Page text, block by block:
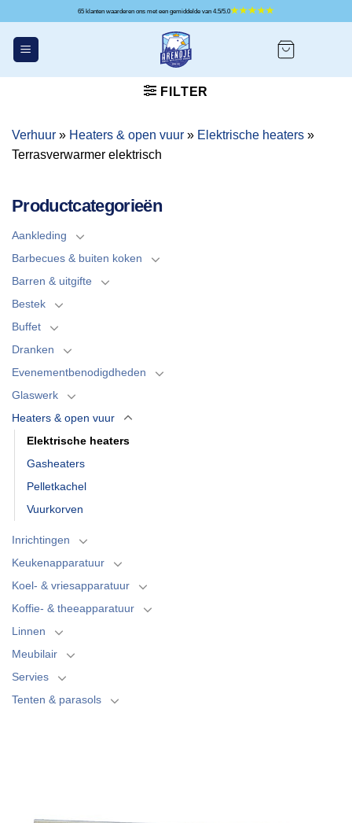
inhoud
65 klanten waarderen ons met een gemiddelde van 4.5/5.0
FILTER
Verhuur » Heaters & open vuur » Elektrische heaters »
Terrasverwarmer elektrisch
Productcategorieën
Aankleding
Barbecues & buiten koken
Barren & uitgifte
Bestek
Buffet
Dranken
Evenementbenodigdheden
Glaswerk
Heaters & open vuur
Elektrische heaters
Gasheaters
Pelletkachel
Vuurkorven
Inrichtingen
Keukenapparatuur
Koel- & vriesapparatuur
Koffie- & theeapparatuur
Linnen
Meubilair
Servies
Tenten & parasols